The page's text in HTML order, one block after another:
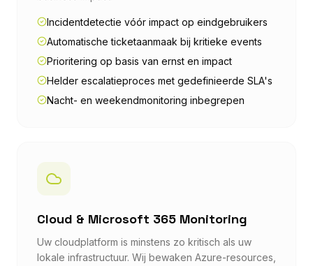
Incidentdetectie vóór impact op eindgebruikers
Automatische ticketaanmaak bij kritieke events
Prioritering op basis van ernst en impact
Helder escalatieproces met gedefinieerde SLA's
Nacht- en weekendmonitoring inbegrepen
Cloud & Microsoft 365 Monitoring
Uw cloudplatform is minstens zo kritisch als uw
lokale infrastructuur. Wij bewaken Azure-resources,